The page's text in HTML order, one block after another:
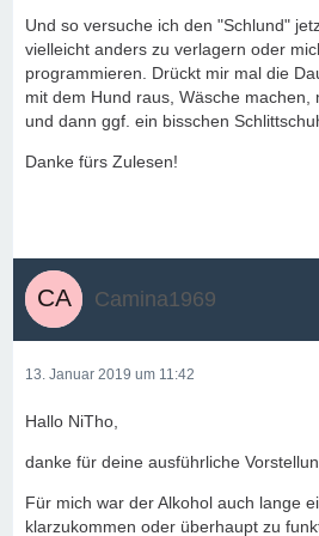
Und so versuche ich den "Schlund"
vielleicht anders zu verlagern oder
programmieren. Drückt mir mal die
mit dem Hund raus, Wäsche machen,
und dann ggf. ein bisschen
Danke fürs Zulesen!
Camina1969
13. Januar 2019 um 11:42
Hallo NiTho,
danke für deine ausführliche
Für mich war der Alkohol auch lange
klarzukommen oder überhaupt zu